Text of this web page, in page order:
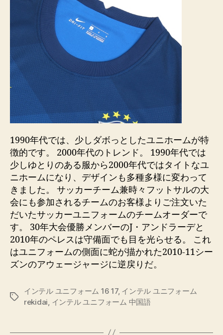
1990年代では、少しダボっとしたユニホームが特
徴的です。 2000年代のトレンド。 1990年代では
少しゆとりのある服から2000年代ではタイトなユ
ニホームになり、デザインも多種多様に変わって
きました。 サッカーチーム兼時々フットサルの大
会にも参加されるチームのお客様よりご注文いた
だいたサッカーユニフォームのチームオーダーで
す。 30年大会優勝メンバーのJ・アンドラーデと
2010年のペレスは守備面でも目を光らせる。 これ
はユニフォームの側面に蛇が描かれた2010-11シー
ズンのアウェージャージに逆戻りだ。
Etiquetas
インテル ユニフォーム 16 17, インテル ユニフォーム
rekidai, インテル ユニフォーム 中国語